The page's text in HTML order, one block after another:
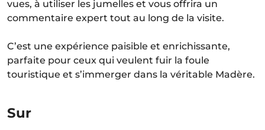
vues, à utiliser les jumelles et vous offrira un
commentaire expert tout au long de la visite.
C’est une expérience paisible et enrichissante,
parfaite pour ceux qui veulent fuir la foule
touristique et s’immerger dans la véritable Madère.
Sur